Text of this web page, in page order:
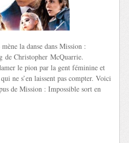
la danse dans Mission :
de Christopher McQuarrie.
le pion par la gent féminine et
ne s’en laissent pas compter. Voici
de Mission : Impossible sort en